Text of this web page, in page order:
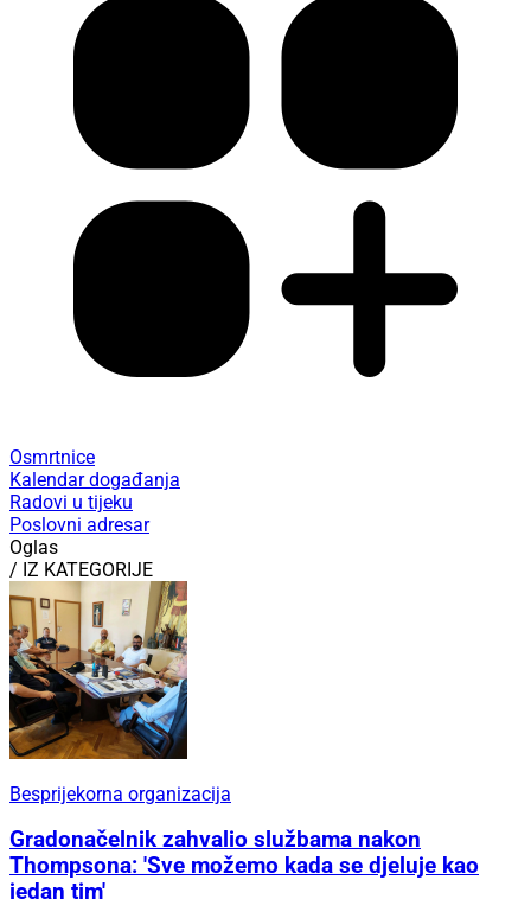
Osmrtnice
Kalendar događanja
Radovi u tijeku
Poslovni adresar
Oglas
/ IZ KATEGORIJE
Besprijekorna organizacija
Gradonačelnik zahvalio službama nakon
Thompsona: 'Sve možemo kada se djeluje kao
jedan tim'